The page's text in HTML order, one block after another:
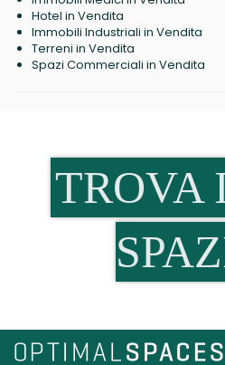
Hotel in Vendita
Immobili Industriali in Vendita
Terreni in Vendita
Spazi Commerciali in Vendita
TROVA